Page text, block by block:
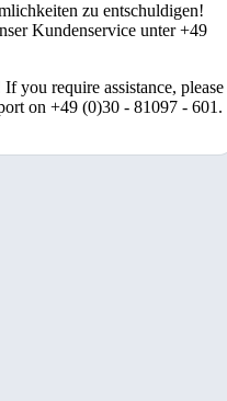
zu entschuldigen!
Kundenservice unter +49
you require assistance, please
on +49 (0)30 - 81097 - 601.